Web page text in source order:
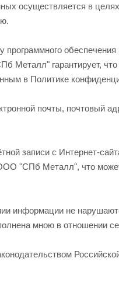
осуществляется в
обеспечения
Металл" гарантирует,
в Политике
почты, почтовый
записи с Интернет-
"СПб Металл", что
информации не
мною в отношении